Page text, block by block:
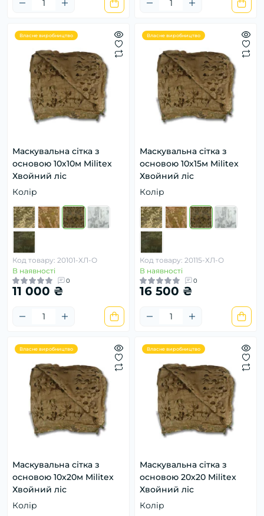
Власне виробництво
Маскувальна сітка з
основою 10х10м Militex
Хвойний ліс
Колір
Код товару: 20101-ХЛ-О
В наявності
0
11 000 ₴
Власне виробництво
Маскувальна сітка з
основою 10х15м Militex
Хвойний ліс
Колір
Код товару: 20115-ХЛ-О
В наявності
0
16 500 ₴
Власне виробництво
Маскувальна сітка з
основою 10х20м Militex
Хвойний ліс
Колір
Власне виробництво
Маскувальна сітка з
основою 20х20 Militex
Хвойний ліс
Колір